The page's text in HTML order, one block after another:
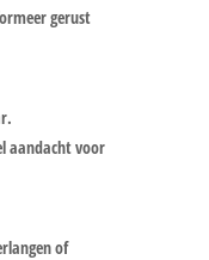
gerust
aandacht voor
of